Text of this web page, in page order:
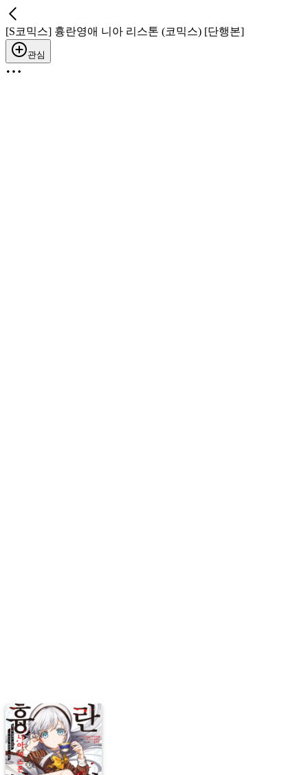
[S코믹스] 흉란영애 니아 리스톤 (코믹스) [단행본]
관심